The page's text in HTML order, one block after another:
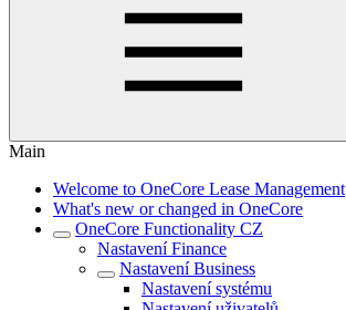
Main
Welcome to OneCore Lease Management
What's new or changed in OneCore
OneCore Functionality CZ
Nastavení Finance
Nastavení Business
Nastavení systému